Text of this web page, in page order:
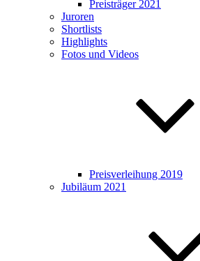
Preisträger 2021
Juroren
Shortlists
Highlights
Fotos und Videos
Preisverleihung 2019
Jubiläum 2021